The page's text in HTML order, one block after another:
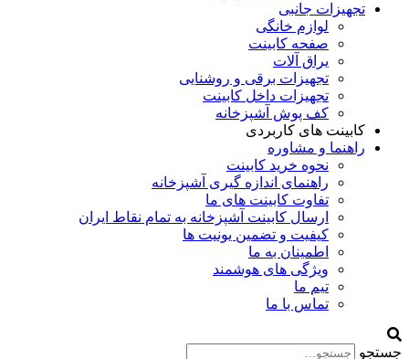
تجهیزات جانبی
لوازم خانگی
صفحه کابینت
یراق آلات
تجهیزات برقی و روشنایی
تجهیزات داخل کابینت
کف پوش آشپزخانه
کابینت های کاربردی
راهنما و مشاوره
نحوه خرید کابینت
راهنمای اندازه گیری آشپزخانه
تفاوت کابینت های ما
ارسال کابینت آشپزخانه به تمام نقاط ایران
کیفیت و تضمین یونیت ها
اطمینان به ما
ویژگی های هوشمند
تیم ما
تماس با ما
جستجو